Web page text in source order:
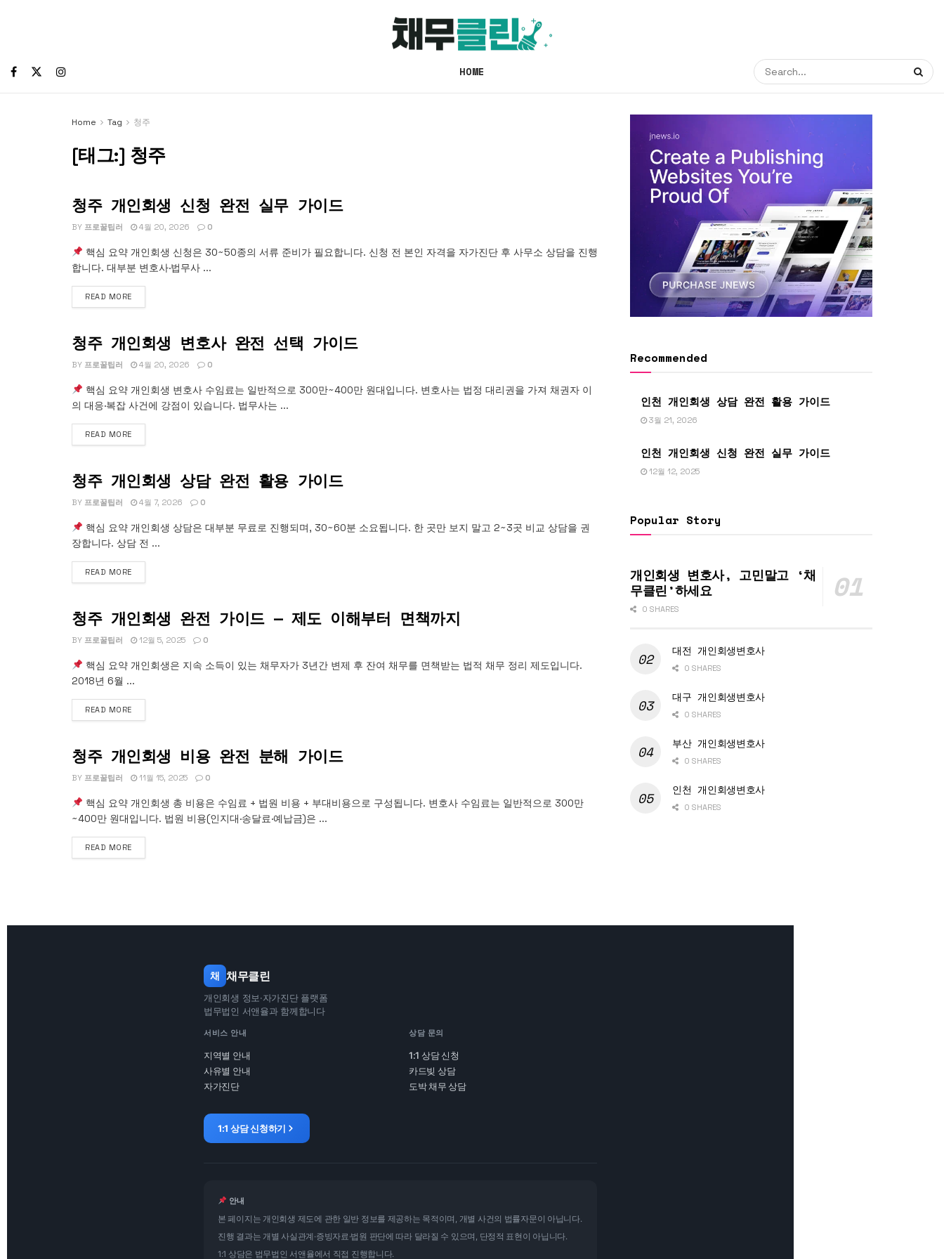
HOME
Home Tag 청주
[태그:] 청주
개인회생
청주 개인회생 신청 완전 실무 가이드
BY 프로꿀팁러 4월 20, 2026 0
핵심 요약 개인회생 신청은 30~50종의 서류 준비가 필요합니다. 신청 전 본인 자격을 자가진단 후 사무소 상담을 진행
합니다. 대부분 변호사·법무사 ...
READ MORE
개인회생
청주 개인회생 변호사 완전 선택 가이드
BY 프로꿀팁러 4월 20, 2026 0
핵심 요약 개인회생 변호사 수임료는 일반적으로 300만~400만 원대입니다. 변호사는 법정 대리권을 가져 채권자 이
의 대응·복잡 사건에 강점이 있습니다. 법무사는 ...
READ MORE
개인회생
청주 개인회생 상담 완전 활용 가이드
BY 프로꿀팁러 4월 7, 2026 0
핵심 요약 개인회생 상담은 대부분 무료로 진행되며, 30~60분 소요됩니다. 한 곳만 보지 말고 2~3곳 비교 상담을 권
장합니다. 상담 전 ...
READ MORE
개인회생
청주 개인회생 완전 가이드 — 제도 이해부터 면책까지
BY 프로꿀팁러 12월 5, 2025 0
핵심 요약 개인회생은 지속 소득이 있는 채무자가 3년간 변제 후 잔여 채무를 면책받는 법적 채무 정리 제도입니다.
2018년 6월 ...
READ MORE
개인회생
청주 개인회생 비용 완전 분해 가이드
BY 프로꿀팁러 11월 15, 2025 0
핵심 요약 개인회생 총 비용은 수임료 + 법원 비용 + 부대비용으로 구성됩니다. 변호사 수임료는 일반적으로 300만
~400만 원대입니다. 법원 비용(인지대·송달료·예납금)은 ...
READ MORE
Recommended
인천 개인회생 상담 완전 활용 가이드
3월 21, 2026
인천 개인회생 신청 완전 실무 가이드
12월 12, 2025
Popular Story
개인회생 변호사, 고민말고 ‘채
무클린’하세요
0 SHARES
대전 개인회생변호사
0 SHARES
대구 개인회생변호사
0 SHARES
부산 개인회생변호사
0 SHARES
인천 개인회생변호사
0 SHARES
채 채무클린
개인회생 정보·자가진단 플랫폼
법무법인 서앤율과 함께합니다
서비스 안내
지역별 안내
사유별 안내
자가진단
상담 문의
1:1 상담 신청
카드빚 상담
도박 채무 상담
1:1 상담 신청하기
안내
본 페이지는 개인회생 제도에 관한 일반 정보를 제공하는 목적이며, 개별 사건의 법률자문이 아닙니다.
진행 결과는 개별 사실관계·증빙자료·법원 판단에 따라 달라질 수 있으며, 단정적 표현이 아닙니다.
1:1 상담은 법무법인 서앤율에서 직접 진행합니다.